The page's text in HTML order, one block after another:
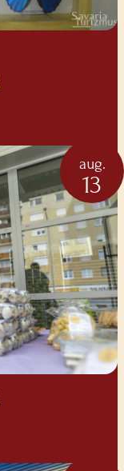
aug.
13